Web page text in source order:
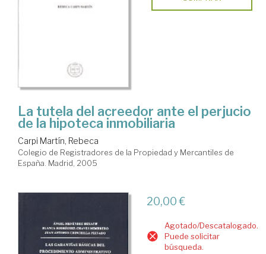
La tutela del acreedor ante el perjucio
de la hipoteca inmobiliaria
Carpi Martín, Rebeca
Colegio de Registradores de la Propiedad y Mercantiles de
España. Madrid, 2005
20,00 €
Agotado/Descatalogado.
Puede solicitar
búsqueda.